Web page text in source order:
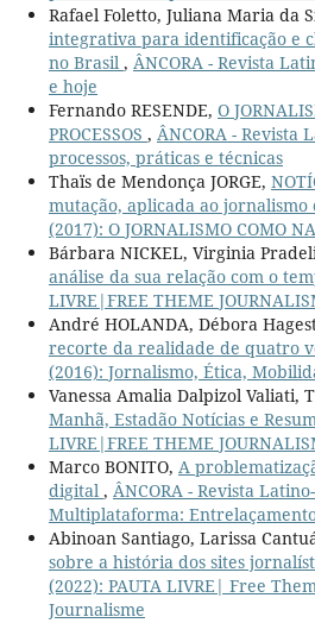
Rafael Foletto, Juliana Maria da
integrativa para identificação e
no Brasil , ÂNCORA - Revista
e hoje
Fernando RESENDE, O
PROCESSOS , ÂNCORA - Revista
processos, práticas e técnicas
Thaïs de Mendonça JORGE,
mutação, aplicada ao
(2017): O JORNALISMO COMO
Bárbara NICKEL, Virginia
análise da sua relação com o
LIVRE|FREE THEME
André HOLANDA, Débora
recorte da realidade de quatro
(2016): Jornalismo, Ética,
Vanessa Amalia Dalpizol Valiati,
Manhã, Estadão Notícias e
LIVRE|FREE THEME
Marco BONITO, A
digital , ÂNCORA - Revista
Multiplataforma:
Abinoan Santiago, Larissa
sobre a história dos sites
(2022): PAUTA LIVRE| Free
Journalisme